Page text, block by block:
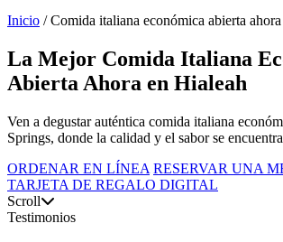
Inicio / Comida italiana económica abierta
La Mejor Comida Italiana
Abierta Ahora en Hialeah
Ven a degustar auténtica comida italiana
Springs, donde la calidad y el sabor se
ORDENAR EN LÍNEA RESERVAR UNA
TARJETA DE REGALO DIGITAL
Scroll
Testimonios